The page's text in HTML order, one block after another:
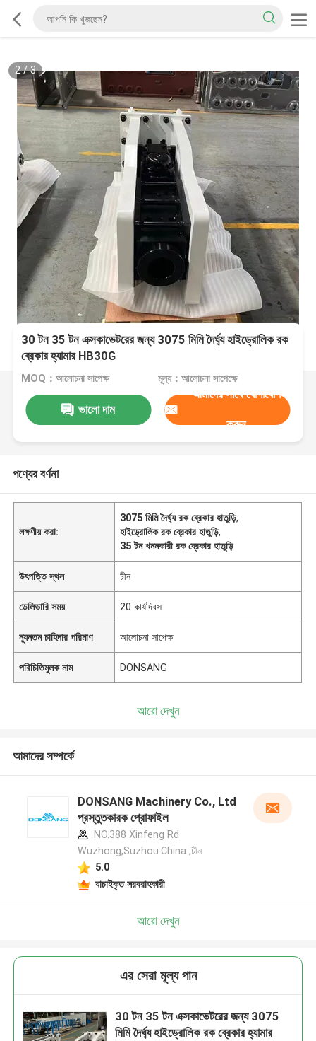
2/3
30 টন 35 টন এক্সকাভেটরের জন্য 3075 মিমি দৈর্ঘ্য হাইড্রোলিক রক
ব্রেকার হ্যামার HB30G
MOQ：আলোচনা সাপেক্ষ মূল্য：আলোচনা সাপেক্ষে
ভালো দাম
আমাদের সাথে যোগাযোগ
করুন
পণ্যের বর্ণনা
লক্ষণীয় করা:
3075 মিমি দৈর্ঘ্য রক ব্রেকার হাতুড়ি,
হাইড্রোলিক রক ব্রেকার হাতুড়ি,
35 টন খননকারী রক ব্রেকার হাতুড়ি
উৎপত্তি স্থল চীন
ডেলিভারি সময় 20 কার্যদিবস
ন্যূনতম চাহিদার পরিমাণ আলোচনা সাপেক্ষ
পরিচিতিমুলক নাম DONSANG
আরো দেখুন
আমাদের সম্পর্কে
DONSANG Machinery Co., Ltd
প্রস্তুতকারক প্রোফাইল
NO.388 Xinfeng Rd
Wuzhong,Suzhou.China ,চীন
5.0
যাচাইকৃত সরবরাহকারী
আরো দেখুন
এর সেরা মূল্য পান
30 টন 35 টন এক্সকাভেটরের জন্য 3075
মিমি দৈর্ঘ্য হাইড্রোলিক রক ব্রেকার হ্যামার